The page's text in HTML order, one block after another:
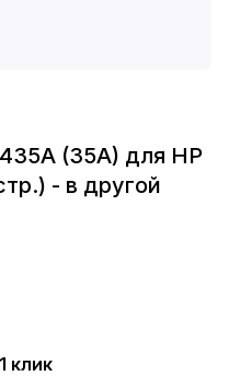
(35A) для HP
- в другой
клик